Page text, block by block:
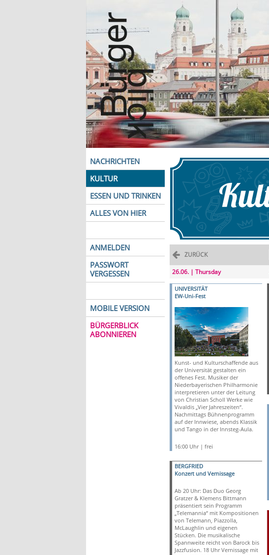
NACHRICHTEN
KULTUR
ESSEN UND TRINKEN
ALLES VON HIER
ANMELDEN
PASSWORT
VERGESSEN
MOBILE VERSION
BÜRGERBLICK
ABONNIEREN
ZURÜCK
26.06. | Thursday
UNIVERSITÄT
EW-Uni-Fest
Kunst- und Kulturschaffende aus
der Universität gestalten ein
offenes Fest. Musiker der
Niederbayerischen Philharmonie
interpretieren unter der Leitung
von Christian Scholl Werke wie
Vivaldis „Vier Jahreszeiten“.
Nachmittags Bühnenprogramm
auf der Innwiese, abends Klassik
und Tango in der Innsteg-Aula.
16:00 Uhr | frei
BERGFRIED
Konzert und Vernissage
Ab 20 Uhr: Das Duo Georg
Gratzer & Klemens Bittmann
präsentiert sein Programm
„Telemannia“ mit Kompositionen
von Telemann, Piazzolla,
McLaughlin und eigenen
Stücken. Die musikalische
Spannweite reicht von Barock bis
Jazzfusion. 18 Uhr Vernissage mit